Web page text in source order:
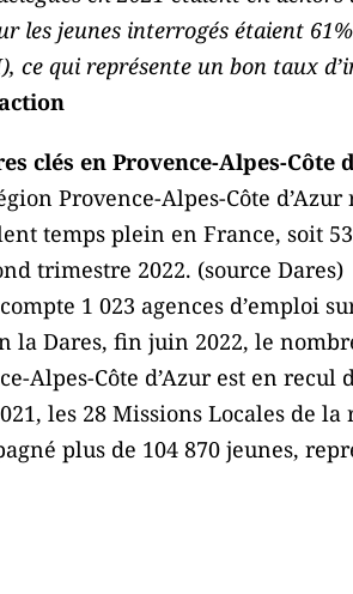
les jeunes interrogés étaient
ce qui représente un bon taux
clés en Provence-Alpes-Côte
Provence-Alpes-Côte
temps plein en France, soit
trimestre 2022. (source Dares)
1 023 agences d’emploi
la Dares, fin juin 2022, le
Alpes-Côte d’Azur est en recul
les 28 Missions Locales de la
plus de 104 870 jeunes,